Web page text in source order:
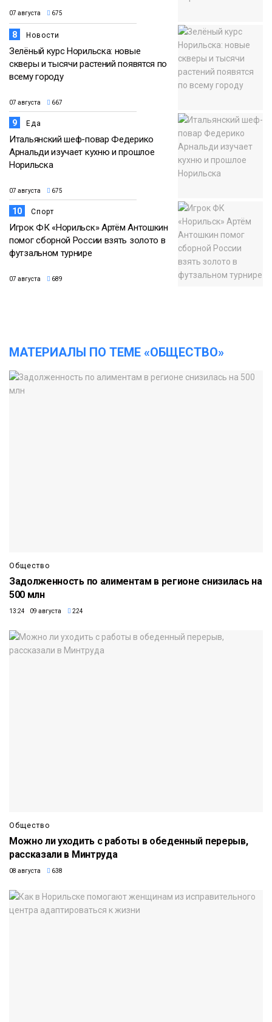
07 августа 675
8 Новости
Зелёный курс Норильска: новые
скверы и тысячи растений появятся по
всему городу
07 августа 667
9 Еда
Итальянский шеф-повар Федерико
Арнальди изучает кухню и прошлое
Норильска
07 августа 675
10 Спорт
Игрок ФК «Норильск» Артём Антошкин
помог сборной России взять золото в
футзальном турнире
07 августа 689
МАТЕРИАЛЫ ПО ТЕМЕ «ОБЩЕСТВО»
Общество
Задолженность по алиментам в регионе снизилась на
500 млн
13:24 09 августа 224
Общество
Можно ли уходить с работы в обеденный перерыв,
рассказали в Минтруда
08 августа 638